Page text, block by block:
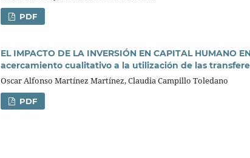
PDF
EL IMPACTO DE LA INVERSIÓN EN CAPITAL HUMANO
acercamiento cualitativo a la utilización de las
Oscar Alfonso Martínez Martínez, Claudia Campillo Toledano
PDF